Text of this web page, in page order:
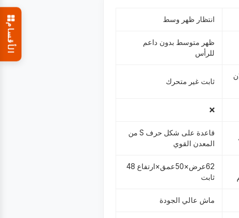
الأقسام
انتظار ظهر وسط
ظهر متوسط بدون داعم
للرأس
ثابت غير متحرك
❌
قاعدة على شكل حرف S من
المعدن القوي
62عرض×50عمق×ارتفاع 48
ثابت
ماش عالي الجودة